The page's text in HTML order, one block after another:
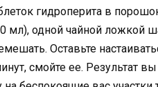
гидроперита в
мл), одной чайной ложкой
Оставьте
смойте ее. Результат